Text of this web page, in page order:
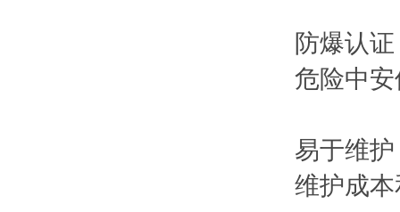
防爆认
危险中
易于维
维护成